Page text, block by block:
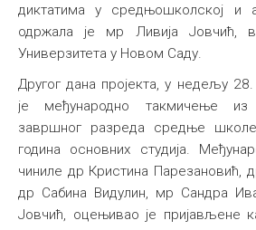
диктатима у средњошколској и
одржала је мр Ливија Јовчић,
Универзитета у Новом Саду.
Другог дана пројекта, у недељу
је међународно такмичење из
завршног разреда средње
година основних студија.
чиниле др Кристина Парезановић,
др Сабина Видулин, мр Сандра
Јовчић, оцењивао је пријављене